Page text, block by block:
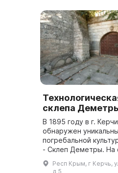
склепа
В 1895 году в г.
обнаружен
погребальной
- Склеп Деметры. На
погребальной камеры
изображено
Респ Крым, г Керчь,
д 5